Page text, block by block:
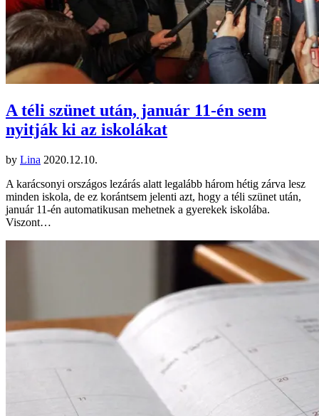
A téli szünet után, január 11-én sem
nyitják ki az iskolákat
by Lina 2020.12.10.
A karácsonyi országos lezárás alatt legalább három hétig zárva lesz
minden iskola, de ez korántsem jelenti azt, hogy a téli szünet után,
január 11-én automatikusan mehetnek a gyerekek iskolába.
Viszont…